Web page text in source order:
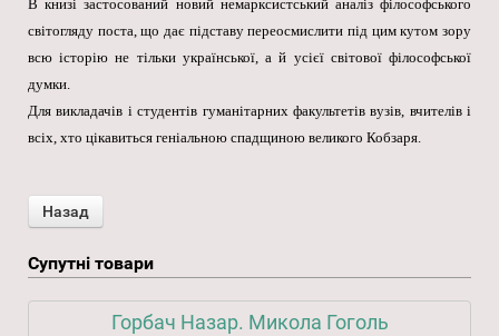
В книзі застосований новий немарксистський аналіз філософського
світогляду поста, що дає підставу переосмислити під цим кутом зору
всю історію не тільки української, а й усієї світової філософської
думки.
Для викладачів і студентів гуманітарних факультетів вузів, вчителів і
всіх, хто цікавиться геніальною спадщиною великого Кобзаря.
Супутні товари
Горбач Назар. Микола Гоголь